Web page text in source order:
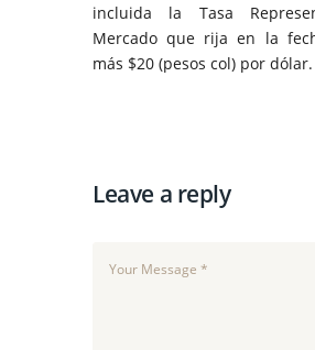
incluida la Tasa
Mercado que rija en la
más $20 (pesos col) por dólar.
Leave a reply